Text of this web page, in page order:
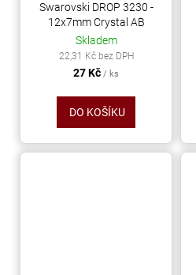
Swarovski DROP 3230 -
12x7mm Crystal AB
Skladem
22,31 Kč bez DPH
27 Kč / ks
DO KOŠÍKU